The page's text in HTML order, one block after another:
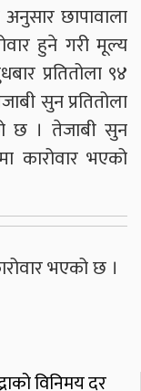
छापावाला
हुने गरी मूल्य
प्रतितोला ९४
सुन प्रतितोला
छ । तेजाबी सुन
कारोवार भएको
भएको छ ।
विनिमय दर